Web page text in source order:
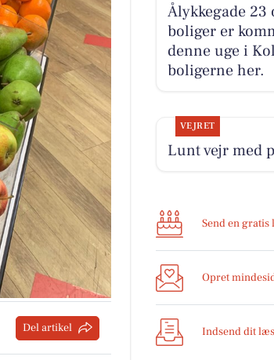
Del artikel
Ålykkegade 23
boliger er
denne uge i
boligerne her.
VEJRET
Lunt vejr med
Send en
Opret
Indsend dit